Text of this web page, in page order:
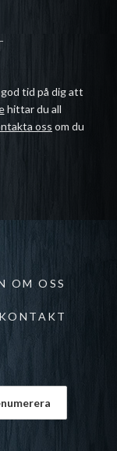
tid på dig att
hittar du all
oss om du
OM OSS
KONTAKT